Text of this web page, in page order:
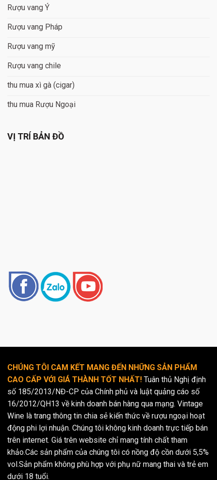
Rượu vang Ý
Rượu vang Pháp
Rượu vang mỹ
Rượu vang chile
thu mua xì gà (cigar)
thu mua Rượu Ngoại
VỊ TRÍ BẢN ĐỒ
CHÚNG TÔI CAM KẾT MANG ĐẾN NHỮNG SẢN PHẨM
CAO CẤP VỚI GIÁ THÀNH TỐT NHẤT! Tuân thủ Nghị định
số 185/2013/NĐ-CP của Chính phủ và luật quảng cáo số
16/2012/QH13 về kinh doanh bán hàng qua mạng. Vintage
Wine là trang thông tin chia sẻ kiến thức về rượu ngoại hoạt
động phi lợi nhuận. Chúng tôi không kinh doanh trực tiếp bán
trên internet. Giá trên website chỉ mang tính chất tham
khảo.Các sản phẩm của chúng tôi có nồng độ cồn dưới 5,5%
vol.Sản phẩm không phù hợp với phụ nữ mang thai và trẻ em
dưới 18 tuổi.